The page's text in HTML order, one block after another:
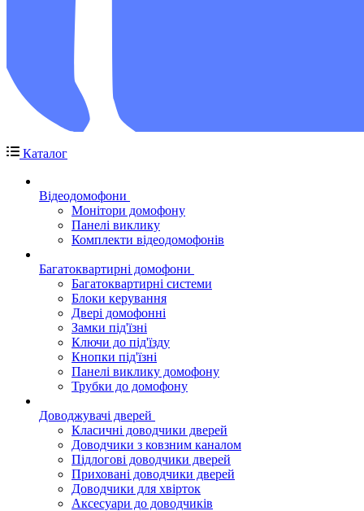
Каталог
Відеодомофони
Монітори домофону
Панелі виклику
Комплекти відеодомофонів
Багатоквартирні домофони
Багатоквартирні системи
Блоки керування
Двері домофонні
Замки під'їзні
Ключи до під'їзду
Кнопки під'їзні
Панелі виклику домофону
Трубки до домофону
Доводжувачі дверей
Класичні доводчики дверей
Доводчики з ковзним каналом
Підлогові доводчики дверей
Приховані доводчики дверей
Доводчики для хвірток
Аксесуари до доводчиків